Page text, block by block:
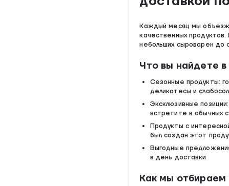
Каждый месяц мы
качественных
небольших сыроварен до
Что вы найдете
Сезонные продукты:
деликатесы и
Эксклюзивные
встретите в обычных
Продукты с
был создан этот
Выгодные
в день доставки
Как мы отбираем